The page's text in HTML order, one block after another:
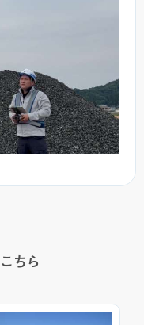
ちら